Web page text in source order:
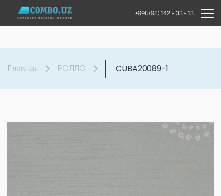
+998 (95) 142 - 33 - 13
Главная РОЛЛО CUBA20089-1